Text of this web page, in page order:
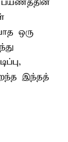
ஒரு
இந்தத்